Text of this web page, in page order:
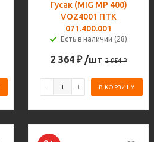
Гусак (MIG MP 400)
VOZ4001 ПТК
071.400.001
Есть в наличии (28)
2 364 ₽ /шт 2 954₽
В КОРЗИНУ